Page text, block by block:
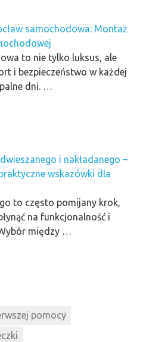
samochodowa: Montaż
to nie tylko luksus, ale
i bezpieczeństwo w każdej
dni. …
i nakładanego –
wskazówki dla
to często pomijany krok,
na funkcjonalność i
między …
pomocy